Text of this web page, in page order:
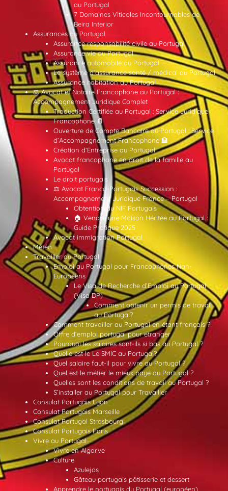
au Portugal
7 Domaines Viticoles Incontournables de
Beira Interior
Assurances au Portugal
Assurance responsabilité civile au Portugal
Assurance vie au Portugal
Assurance automobile au Portugal
Le système d’assurance santé / médical au Portugal
Assurance habitation au Portugal
⚖️ Avocat et Notaire Francophone au Portugal :
Accompagnement Juridique Complet
Traduction Certifiée au Portugal : Service Juridique
Francophone 📄
Ouverture de Compte Bancaire au Portugal : Service
d’Accompagnement Francophone 🏦
Création d’Entreprise au Portugal
Avocat francophone en droit de la famille au
Portugal
Le droit portugais
⚖️ Avocat Franco-Portugais Succession :
Accompagnement Juridique France – Portugal
Obtention du NIF Portugais
🏠 Vendre une Maison Héritée au Portugal :
Guide Pratique 2025
Avocat immigration Portugal
Météo
Travailler au Portugal
Emploi au Portugal pour Francophones Non-
Européens
Le Visa de Recherche d’Emploi au Portugal
(Visa DP)
Comment obtenir un permis de travail
au Portugal?
Comment travailler au Portugal en étant français ?
Offre d’emploi portugal pour etranger
Pourquoi les salaires sont-ils si bas au Portugal ?
Quelle est le Le SMIC au Portugal?
Quel salaire faut-il pour vivre au Portugal ?
Quel est le métier le mieux payé au Portugal ?
Quelles sont les conditions de travail au Portugal ?
S’installer au Portugal pour Travailler
Consulat Portugais Lyon
Consulat Portugais Marseille
Consulat Portugal Strasbourg
Consulat Portugais Paris
Vivre au Portugal
Vivre en Algarve
Culture
Azulejos
Gâteau portugais pâtisserie et dessert
Apprendre le portugais du Portugal (européen)